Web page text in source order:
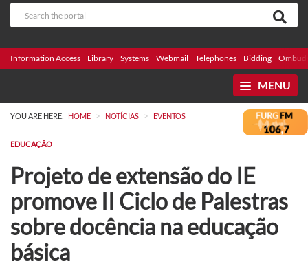
Information Access Library Systems Webmail Telephones Bidding
MENU
YOU ARE HERE: HOME > NOTÍCIAS > EVENTOS
EDUCAÇÃO
Projeto de extensão do IE
promove II Ciclo de Palestras
sobre docência na educação
básica